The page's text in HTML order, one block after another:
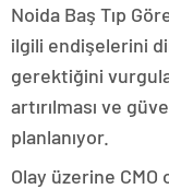
Noida Baş Tıp
ilgili endişelerini
gerektiğini
artırılması ve
planlanıyor.
Olay üzerine